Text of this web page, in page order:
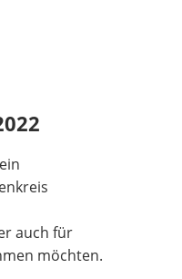
auch für
möchten.